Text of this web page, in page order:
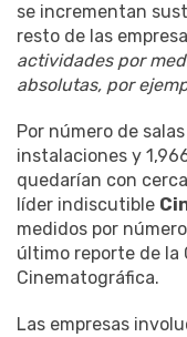
se incrementan
resto de las
actividades por
absolutas, por
Por número de
instalaciones y
quedarían con
líder indiscutible
medidos por
último reporte de la
Cinematográfica.
Las empresas